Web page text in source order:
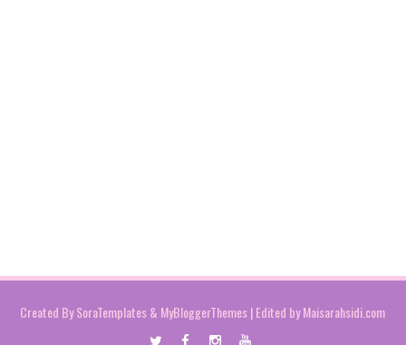
Created BySoraTemplates& MyBloggerThemes| Edited byMaisarahsidi.com